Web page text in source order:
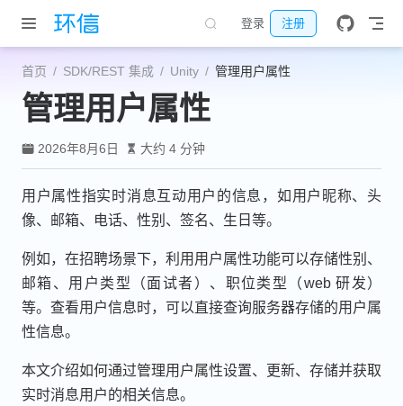
跳至主要內容
登录 注册
首页 SDK/REST 集成 Unity 管理用户属性
管理用户属性
2026年8月6日 大约 4 分钟
用户属性指实时消息互动用户的信息，如用户昵称、头
像、邮箱、电话、性别、签名、生日等。
例如，在招聘场景下，利用用户属性功能可以存储性别、
邮箱、用户类型（面试者）、职位类型（web 研发）
等。查看用户信息时，可以直接查询服务器存储的用户属
性信息。
本文介绍如何通过管理用户属性设置、更新、存储并获取
实时消息用户的相关信息。